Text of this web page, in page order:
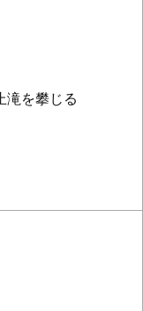
滝を攀じる